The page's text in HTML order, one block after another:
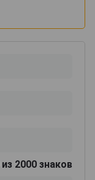
из 2000 знаков